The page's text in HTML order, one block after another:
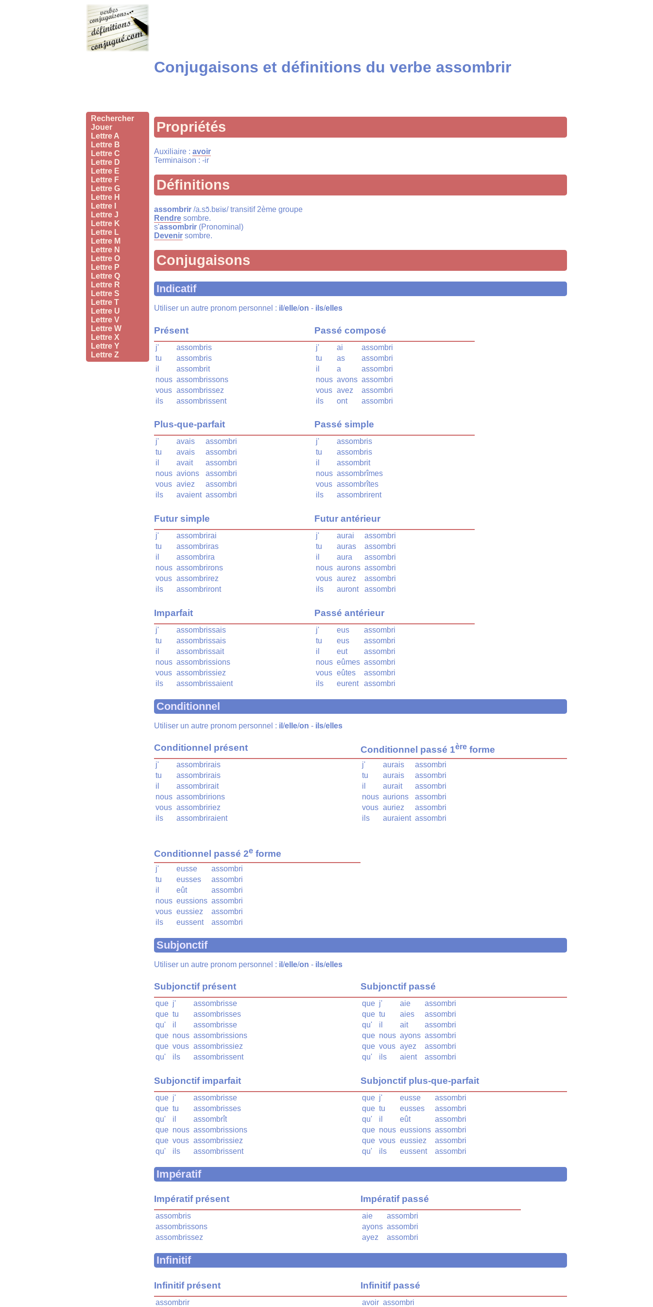
Rechercher
Jouer
Lettre A
Lettre B
Lettre C
Lettre D
Lettre E
Lettre F
Lettre G
Lettre H
Lettre I
Lettre J
Lettre K
Lettre L
Lettre M
Lettre N
Lettre O
Lettre P
Lettre Q
Lettre R
Lettre S
Lettre T
Lettre U
Lettre V
Lettre W
Lettre X
Lettre Y
Lettre Z
Conjugaisons et définitions du verbe assombrir
Propriétés
Auxiliaire : avoir
Terminaison : -ir
Définitions
assombrir /a.sɔ̃.bʁiʁ/ transitif 2ème groupe
Rendre sombre.
s'assombrir (Pronominal)
Devenir sombre.
Conjugaisons
Indicatif
Utiliser un autre pronom personnel : il /elle/on - ils/elles
Présent
j'
assombris
tu
assombris
il
assombrit
nous assombrissons
vous assombrissez
ils
assombrissent
Plus-que-parfait
j' avais
assombri
tu
avais
assombri
il
avait
assombri
nous avions
assombri
vous aviez
assombri
ils
avaient assombri
Futur simple
j'
assombrirai
tu
assombriras
il
assombrira
nous assombrirons
vous assombrirez
ils
assombriront
Imparfait
j'
assombrissais
tu
assombrissais
il
assombrissait
nous assombrissions
vous assombrissiez
ils
assombrissaient
Passé composé
j' ai
assombri
tu
as
assombri
il
a
assombri
nous avons assombri
vous avez
assombri
ils
ont assombri
Passé simple
j'
assombris
tu
assombris
il
assombrit
nous assombrîmes
vous assombrîtes
ils
assombrirent
Futur antérieur
j' aurai
assombri
tu
auras
assombri
il
aura
assombri
nous aurons assombri
vous aurez
assombri
ils
auront assombri
Passé antérieur
j' eus
assombri
tu
eus
assombri
il
eut
assombri
nous eûmes assombri
vous eûtes
assombri
ils
eurent assombri
Conditionnel
Utiliser un autre pronom personnel : il /elle/on - ils/elles
Conditionnel présent
j'
assombrirais
tu
assombrirais
il
assombrirait
nous assombririons
vous assombririez
ils
assombriraient
Conditionnel passé 1ère forme
j' aurais
assombri
tu
aurais
assombri
il
aurait
assombri
nous aurions
assombri
vous auriez
assombri
ils
auraient assombri
Conditionnel passé 2e forme
j' eusse
assombri
tu
eusses
assombri
il
eût
assombri
nous eussions assombri
vous eussiez
assombri
ils
eussent assombri
Subjonctif
Utiliser un autre pronom personnel : il /elle/on - ils/elles
Subjonctif présent
que j'
assombrisse
que tu
assombrisses
qu'
il
assombrisse
que nous assombrissions
que vous assombrissiez
qu'
ils assombrissent
Subjonctif imparfait
que j'
assombrisse
que tu
assombrisses
qu'
il
assombrît
que nous assombrissions
que vous assombrissiez
qu'
ils assombrissent
Subjonctif passé
que j' aie
assombri
que tu aies
assombri
qu'
il ait
assombri
que nous ayons assombri
que vous ayez
assombri
qu'
ils aient assombri
Subjonctif plus-que-parfait
que j' eusse
assombri
que tu eusses
assombri
qu'
il eût
assombri
que nous eussions assombri
que vous eussiez
assombri
qu'
ils eussent assombri
Impératif
Impératif présent
assombris
assombrissons
assombrissez
Impératif passé
aie
assombri
ayons assombri
ayez
assombri
Infinitif
Infinitif présent
assombrir
Infinitif passé
avoir assombri